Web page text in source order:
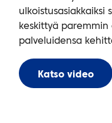
keskittyä
palveluidensa
Katso video